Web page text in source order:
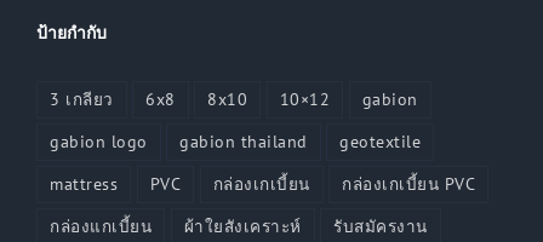
ป้ายกำกับ
3 เกลียว 6x8 8x10 10×12
gabion
gabion logo
gabion thailand
geotextile
mattress
PVC กล่องเกเบี้ยน
กล่องเกเบี้ยน PVC
กล่องแกเบี้ยน
ผ้าใยสังเคราะห์
รับสมัครงาน